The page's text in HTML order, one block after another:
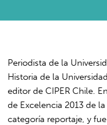
Periodista de la
Historia de la
editor de CIPER Chile.
de Excelencia 2013 de
categoría reportaje, y